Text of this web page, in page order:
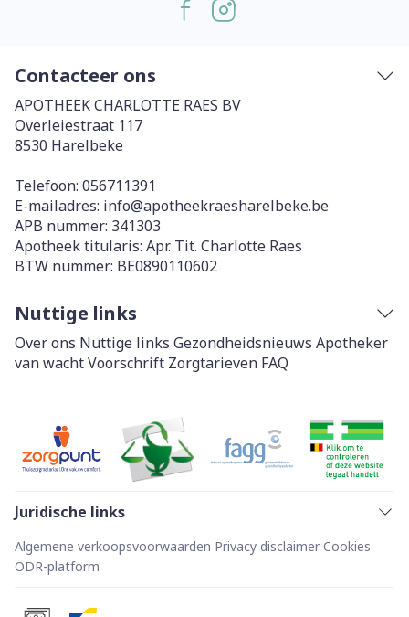
Contacteer ons
APOTHEEK CHARLOTTE RAES BV
Overleiestraat 117
8530 Harelbeke
Telefoon: 056711391
E-mailadres: info@apotheekraesharelbeke.be
APB nummer: 341303
Apotheek titularis: Apr. Tit. Charlotte Raes
BTW nummer: BE0890110602
Nuttige links
Over ons Nuttige links Gezondheidsnieuws Apotheker
van wachtVoorschrift Zorgtarieven FAQ
Juridische links
Algemene verkoopsvoorwaarden Privacy disclaimer Cookies
ODR-platform